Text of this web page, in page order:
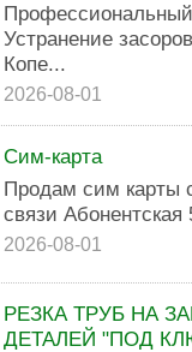
Устранение
Копе...
2026-08-01
Сим-карта
Продам сим карты
связи
2026-08-01
РЕЗКА ТРУБ НА
ДЕТАЛЕЙ "ПОД